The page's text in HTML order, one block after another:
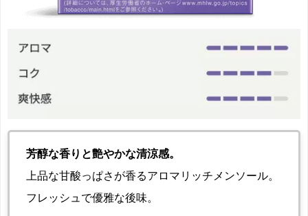
芳醇な香りと艶やかな清涼感。
上品な甘酸っぱさが香るアロマリッチメンソール。
フレッシュで優雅な後味。